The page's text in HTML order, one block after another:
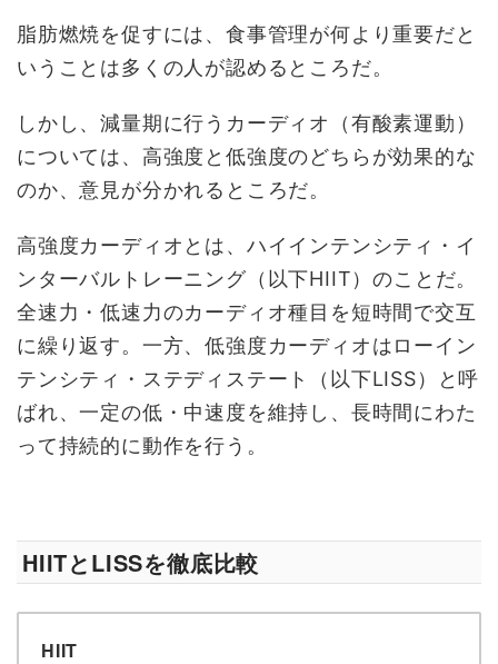
脂肪燃焼を促すには、食事管理が何より重要だと
いうことは多くの人が認めるところだ。
しかし、減量期に行うカーディオ（有酸素運動）
については、高強度と低強度のどちらが効果的な
のか、意見が分かれるところだ。
高強度カーディオとは、ハイインテンシティ・イ
ンターバルトレーニング（以下HIIT）のことだ。
全速力・低速力のカーディオ種目を短時間で交互
に繰り返す。一方、低強度カーディオはローイン
テンシティ・ステディステート（以下LISS）と呼
ばれ、一定の低・中速度を維持し、長時間にわた
って持続的に動作を行う。
HIITとLISSを徹底比較
HIIT